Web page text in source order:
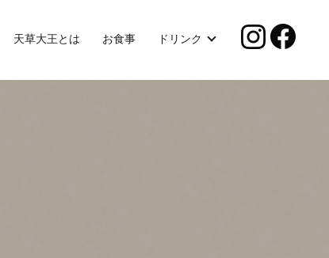
天草大王とは お食事 ドリンク